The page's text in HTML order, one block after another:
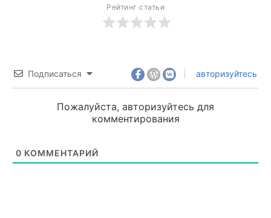
Рейтинг статьи
Подписаться авторизуйтесь
Пожалуйста, авторизуйтесь для
комментирования
0 КОММЕНТАРИЙ